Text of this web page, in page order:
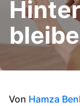
Von Hamza